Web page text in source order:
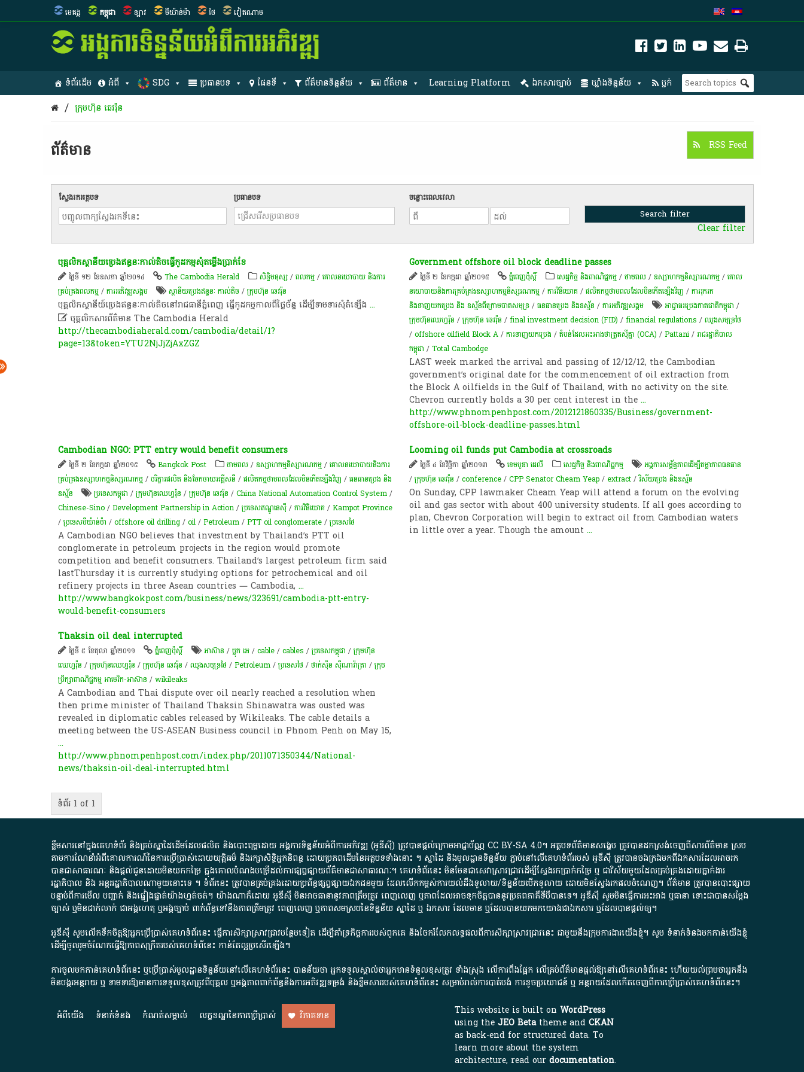
មេគង្គ កម្ពុជា ឡាវ មីយ៉ាន់ម៉ា ថៃ វៀតណាម
ទំព័រដើម អំពី SDG ប្រធានបទ ផែនទី ព័ត៌មានទិន្នន័យ ព័ត៌មាន Learning Platform ឯកសារច្បាប់ ឃ្លាំងទិន្នន័យ ប្លក់
/ ក្រុមហ៊ុន ឆេវរ៉ុន
ព័ត៌មាន​ RSS Feed
ស្វែងរកអត្ថបទ ប្រធានបទ ចន្លោះពេលវេលា
Clear filter
បុគ្គលិក​ស្ថានីយ​ប្រេង​ឥន្ធនៈ​កាល់តិច​ធ្វើ​កូដកម្មសុំ​តម្លើង​​ប្រាក់​​ខែ​​
ថ្ងៃទី ១២ ខែឧសភា ឆ្នាំ២០១៤ The Cambodia Herald សិទ្ធិមនុស្ស/ពល​កម្ម/គោលនយោបាយ និងការ
គ្រប់គ្រងពលកម្ម/ការ​អភិវឌ្ឍ​សង្គម ស្ថានីយ​ប្រេង​ឥន្ធនៈ​ កាល់តិច/ក្រុមហ៊ុន ឆេវរ៉ុន
បុគ្គលិក​​ស្ថានីយ៍​​ប្រេង​​ឥន្ធនៈ​​កាល់​​តិច​​នៅ​​រាជ​​ធានី​​ភ្នំ​ពេញ​​ ធ្វើ​​កូដ​​កម្ម​​កាល​​ពី​​ថ្ងៃ​​ច័ន្ទ​​ ដើម្បី​​ទាម​​ទារ​​សុំ​​តំឡើង​ ...
បុគ្គលិកសារព័ត៌មាន The Cambodia Herald
http://thecambodiaherald.com/cambodia/detail/1?
page=13&token=YTU2NjJjZjAxZGZ
Government offshore oil block deadline passes
ថ្ងៃទី ២ ខែកក្កដា ឆ្នាំ២០១៥ ភ្នំពេញប៉ុស្តិ៍ សេដ្ឋកិច្ច និងពាណិជ្ជកម្ម/ថាមពល/ឧស្សាហកម្មនិស្សារណកម្ម/គោល
នយោបាយនិងការគ្រប់គ្រងឧស្សាហកម្មនិស្សរណកម្ម/ការវិនិយោគ/ផលិតកម្មថាមពលដែលមិនកើតឡើងវិញ /ការរុករក
និងទាញយកប្រេង និង ឧស្ម័នពីក្រោមបាតសមុទ្រ/ធនធានប្រេង និងឧស្ម័ន /ការ​អភិវឌ្ឍ​សង្គម អាជ្ញាធរប្រេងកាតជាតិកម្ពុជា /
ក្រុម​ហ៊ុន​ឈេហ្វរ៉ុន /ក្រុមហ៊ុន ឆេវរ៉ុន /final investment decision (FID) /financial regulations /ឈូងសមុទ្រថៃ
/offshore oilfield Block A/ការទាញយកប្រេង /តំបន់ដែលអះអាងថាត្រួតស៊ីគ្នា (OCA) /Pattani/រាជរដ្ឋាភិបាល
កម្ពុជា /Total Cambodge
LAST week marked the arrival and passing of 12/12/12, the Cambodian
government’s original date for the commencement of oil extraction from
the Block A oilfields in the Gulf of Thailand, with no activity on the site.
Chevron currently holds a 30 per cent interest in the...
http://www.phnompenhpost.com/2012121860335/Business/government-
offshore-oil-block-deadline-passes.html
Cambodian NGO: PTT entry would benefit consumers
ថ្ងៃទី ២ ខែកក្កដា ឆ្នាំ២០១៥ Bangkok Post ថាមពល/ឧស្សាហកម្មនិស្សារណកម្ម/គោលនយោបាយនិងការ
គ្រប់គ្រងឧស្សាហកម្មនិស្សរណកម្ម/បរិក្ខារផលិត និងចែកចាយអគ្គីសនី /ផលិតកម្មថាមពលដែលមិនកើតឡើងវិញ /ធនធានប្រេង និង
ឧស្ម័ន
ប្រទេសកម្ពុជា /ក្រុម​ហ៊ុន​ឈេហ្វរ៉ុន /ក្រុមហ៊ុន ឆេវរ៉ុន /China National Automation Control System/
Chinese-Sino/Development Partnership in Action/ប្រទេសឥណ្ឌូនេស៊ី/ការវិនិយោគ/Kampot Province
/ប្រទេសមីយ៉ាន់ម៉ា /offshore oil drilling/oil/Petroleum/PTT oil conglomerate/ប្រទេសថៃ
A Cambodian NGO believes that investment by Thailand’s PTT oil
conglomerate in petroleum projects in the region would promote
competition and benefit consumers. Thailand’s largest petroleum firm said
lastThursday it is currently studying options for petrochemical and oil
refinery projects in three Asean countries — Cambodia, ...
http://www.bangkokpost.com/business/news/323691/cambodia-ptt-entry-
would-benefit-consumers
Looming oil funds put Cambodia at crossroads
ថ្ងៃទី ៤ ខែវិច្ឆិកា ឆ្នាំ២០១៣ ខេមបូឌា ដេលី សេដ្ឋកិច្ច និងពាណិជ្ជកម្ម
អង្គការ​សម្ព័ន្ធ​ភាព​ដើម្បី​តម្លាភាព​ធនធាន
/ក្រុមហ៊ុន ឆេវរ៉ុន /conference/CPP Senator Cheam Yeap/ extract/វិស័យ​ប្រេង​ និង​ឧស្ម័ន​
On Sunday, CPP lawmaker Cheam Yeap will attend a forum on the evolving
oil and gas sector with about 400 university students. If all goes according to
plan, Chevron Corporation will begin to extract oil from Cambodian waters
in little over a year. Though the amount...
Thaksin oil deal interrupted
ថ្ងៃទី ៥ ខែតុលា ឆ្នាំ២០១១ ភ្នំពេញប៉ុស្តិ៍ អាស៊ាន /ប្លុក អេ/cable/cables /ប្រទេសកម្ពុជា /ក្រុម​ហ៊ុន​
ឈេហ្វរ៉ុន /ក្រុម​ហ៊ុន​ឈេហ្វរ៉ុន /ក្រុមហ៊ុន ឆេវរ៉ុន /ឈូងសមុទ្រថៃ /Petroleum/ប្រទេសថៃ /ថាក់ស៊ីន ស៊ីណាវ៉ាត្រា /ក្រុម​​
ប្រឹក្សា​ពាណិជ្ជកម្ម​ អាមេរិក-អាស៊ាន /wikileaks
A Cambodian and Thai dispute over oil nearly reached a resolution when
then prime minister of Thailand Thaksin Shinawatra was ousted was
revealed in diplomatic cables released by Wikileaks. The cable details a
meeting between the US-ASEAN Business council in Phnom Penh on May 15,
...
http://www.phnompenhpost.com/index.php/2011071350344/National-
news/thaksin-oil-deal-interrupted.html
ទំព័រ 1 of 1
ខ្លឹមសារ​នៅ​ក្នុង​គេហទំព័រ និង​គ្រប់​ស្នា​ដៃ​ដើម​ដែល​ផលិត​ និង​បោះពុម្ព​ដោយ​ អង្គការ​ទិន្នន័យ​អំពី​ការអភិវឌ្ឍ​​ (អូ​ឌី​ស៊ី)​ ត្រូវ​បាន​ផ្តល់​ក្រោម​អាជ្ញាប័ណ្ណ​ CC BY-SA 4.0។​ អត្ថបទ​ព័ត៌មាន​សង្ខេប​ ត្រូវ​បាន​ដកស្រង់​ចេញពី​សារព័ត៌មាន ស្រប
តាមការ​ណែនាំ​អំពី​គោលការណ៍​នៃ​ការ​ប្រើប្រាស់​ដោយ​យុត្តិធម៌​ និង​រក្សាសិទ្ធិអ្នកនិពន្ធ ដោយ​ប្រភពដើម​នៃ​​អត្ថបទទាំង​នោះ​ ។​ ស្នាដៃ​ និង​មូលដ្ឋាន​ទិន្នន័យ ​ភ្ជាប់​នៅ​លើ​គេហទំព័រ​របស់​ អូ​ឌី​ស៊ី​ ត្រូវ​បាន​ចងក្រង​មក​ពី​ឯកសារ​ដែល​អាច​រក​
បានជា​សាធារណៈ​ និង​ផ្តល់​ជូន​ដោយ​មិន​យក​កម្រៃ​ ក្នុង​គោលបំណង​បម្រើ​ដល់ការ​ផ្សព្វផ្សាយ​ព័ត៌មាន​ជា​សាធារណៈ​។​ គេហទំព័រ​នេះ​ មិនមែន​ជា​សេវា​ស្រាវជ្រាវ​ដើម្បី​ស្វែងរកប្រាក់​កម្រៃ​ ឬ​ ជា​វិស័យ​មួយ​ដែល​គ្រប់គ្រង​ដោយ​ភ្នាក់ងារ​
រដ្ឋាភិបាល​ និង ​អន្តររដ្ឋាភិបាល​ណាមួយ​នោះ​ទេ ​។​ ទំព័រ​នេះ​ ត្រូវ​បាន​គ្រប់គ្រង​ដោយ​ប្រព័ន្ធ​ផ្សព្វផ្សាយ​ឯកជន​មួយ​ ដែល​លើកកម្ពស់​ការ​យល់​ដឹង​ទូលាយ​/​ទិន្នន័យ​បើក​ទូលាយ​ ដោយ​មិនស្វែង​រក​ផល​ចំណេញ​។​ ព័ត៌មាន​ ត្រូវ​បាន​បោះផ្សាយ​
បន្ទាប់​ពី​ការ​មើល​ បញ្ជាក់​ និង​ផ្ទៀងផ្ទាត់​យ៉ាង​ហ្មត់ចត់​។​ យ៉ាងណា​ក៏​ដោយ​ អូ​ឌី​ស៊ី​ មិន​អាច​ធានា​នូវ​ភាព​ត្រឹមត្រូវ​ ពេញលេញ​ ឬ​ភាព​ដែល​អាច​ទុកចិត្ត​បាននូវ​ប្រភព​ភាគី​ទី​បី​បាន​ទេ​។​ អូ​ឌី​ស៊ី​ សូម​មិន​ធ្វើការ​អះអាង​ ឬ​ធានា​ ទោះជា​បាន​សម្តែង​
ច្បាស់​ ឬ​មិន​ជាក់លាក់​ ជា​អង្គហេតុ​ ឬ​អង្គច្បាប់​ ពាក់ព័ន្ធ​ទៅ​នឹង​ភាព​ត្រឹមត្រូវ​ ពេញលេញ​ ឬ​ភាព​សម​ស្រប​នៃ​ទិន្នន័យ​ ស្នាដៃ​ ឬ​ ឯកសារ​ ដែល​មាន​ ឬ​ដែល​បាន​យក​មក​យោង​ជា​ឯកសារ​ ឬ​ដែល​បាន​ផ្តល់​ឲ្យ​។
អូឌីស៊ី សូមលើកទឹកចិត្តឱ្យអ្នកប្រើប្រាស់គេហទំព័រនេះ ធ្វើការសិក្សាស្រាវជ្រាវបន្ថែមទៀត ដើម្បីគាំទ្រកិច្ចការ​របស់ពួកគេ និងចែករំលែកលទ្ធផលពីការសិក្សាស្រាវជ្រាវនេះ ជាមួយនឹងក្រុមការងារយើងខ្ញុំ។ សូម ទំនាក់ទំនងមកកាន់យើងខ្ញុំ
ដើម្បីចូលរួមចំណែកធ្វើឱ្យភាពសុក្រឹតរបស់គេហទំព័នេះ កាន់តែល្អប្រសើរឡើង។
ការចូលមកកាន់គេហទំព័រនេះ ឬប្រើប្រាស់មូលដ្ឋានទិន្នន័យនៅលើគេហទំព័រនេះ បានន័យថា អ្នកទទួលស្គាល់ថាអ្នកមានទំនួលខុសត្រូវ ទាំងស្រុង លើការពឹងផ្អែក លើគ្រប់ព័ត៌មានផ្តល់ឱ្យនៅលើគេហទំព័រនេះ ហើយយល់ព្រមថាអ្នកនឹង
មិនបង្ករអន្តរាយ ឬ ទាមទារ​ឱ្យមានការទទួលខុស​ត្រូវពីបុគ្គល ឬអង្គភាពពាក់ព័ន្ធនឹងការអភិវឌ្ឍទម្រង់ និងខ្លឹមសាររបស់គេហទំព័រនេះ សម្រាប់រាល់ការបាត់បង់ ការខូចប្រយោជន៍ ឬ អន្តរាយដែលកើតចេញពីការប្រើប្រាស់គេហទំព័រនេះ។
អំពី​យើង​ ទំនាក់ទំនង កំណត់សម្គាល់ លក្ខខណ្ឌនៃការប្រើប្រាស់ វិភាគទាន This website is built on WordPress
using the JEO Betatheme and CKAN
as back-end for structured data. To
learn more about the system
architecture, read our documentation.